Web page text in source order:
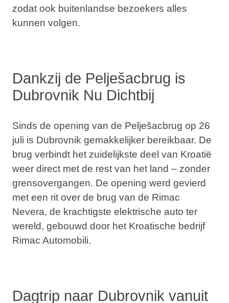
zodat ook buitenlandse bezoekers alles
kunnen volgen.
Dankzij de Pelješacbrug is
Dubrovnik Nu Dichtbij
Sinds de opening van de Pelješacbrug op 26
juli is Dubrovnik gemakkelijker bereikbaar. De
brug verbindt het zuidelijkste deel van Kroatië
weer direct met de rest van het land – zonder
grensovergangen. De opening werd gevierd
met een rit over de brug van de Rimac
Nevera, de krachtigste elektrische auto ter
wereld, gebouwd door het Kroatische bedrijf
Rimac Automobili.
Dagtrip naar Dubrovnik vanuit